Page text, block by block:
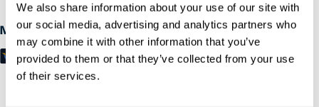
We also share information about your use of our site with
our social media, advertising and analytics partners who
may combine it with other information that you’ve
provided to them or that they’ve collected from your use
of their services.
Metody płatności